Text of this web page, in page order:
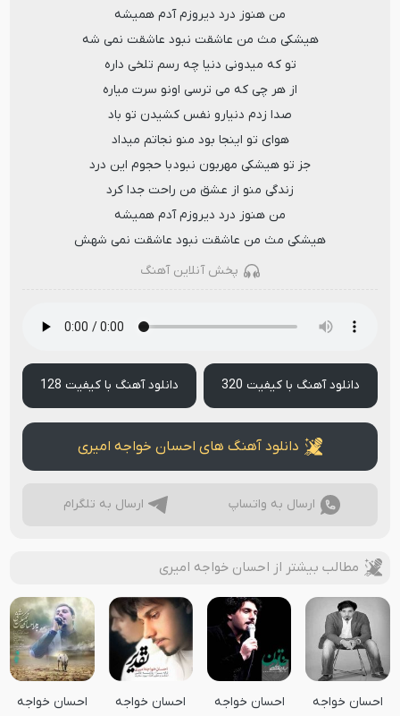
من هنوز درد دیروزم آدم همیشه
هیشکی مث من عاشقت نبود عاشقت نمی شه
تو که میدونی دنیا چه رسم تلخی داره
از هر چی که می ترسی اونو سرت میاره
صدا زدم دنیارو نفس کشیدن تو باد
هوای تو اینجا بود منو نجاتم میداد
جز تو هیشکی مهربون نبود با حجوم این درد
زندگی منو از عشق من راحت جدا کرد
من هنوز درد دیروزم آدم همیشه
هیشکی مث من عاشقت نبود عاشقت نمی شهش
پخش آنلاین آهنگ
دانلود آهنگ با کیفیت 320 دانلود آهنگ با کیفیت 128
دانلود آهنگ های احسان خواجه امیری
ارسال به واتساپ ارسال به تلگرام
مطالب بیشتر از احسان خواجه امیری
احسان خواجه احسان خواجه احسان خواجه احسان خواجه